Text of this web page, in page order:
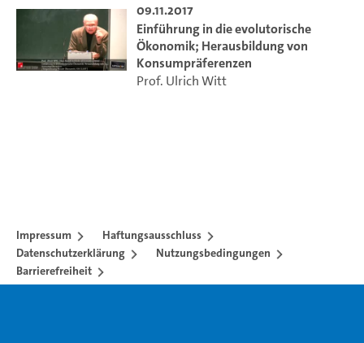
09.11.2017
Einführung in die evolutorische
Ökonomik; Herausbildung von
Konsumpräferenzen
Prof. Ulrich Witt
Impressum
Haftungsausschluss
Datenschutzerklärung
Nutzungsbedingungen
Barrierefreiheit